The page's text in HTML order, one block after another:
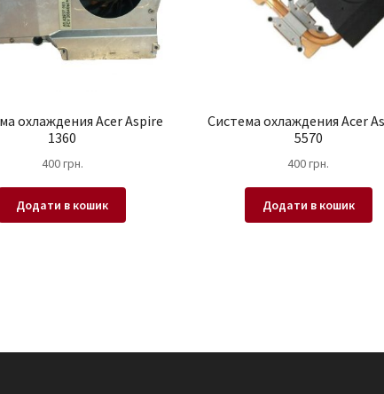
охлаждения Acer Aspire
1360
400грн.
Додати в кошик
Система охлаждения Acer
5570
400грн.
Додати в кошик